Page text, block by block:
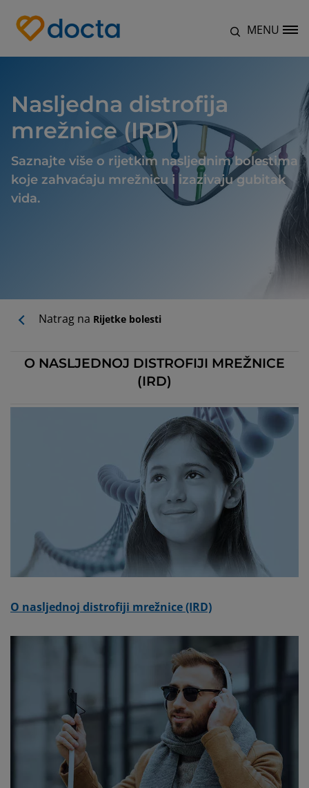
Site Logo MENU
Nasljedna distrofija
mrežnice (IRD)
Saznajte više o rijetkim nasljednim bolestima
koje zahvaćaju mrežnicu i izazivaju gubitak
vida.
Natrag na Rijetke bolesti
O NASLJEDNOJ DISTROFIJI MREŽNICE
(IRD)
O nasljednoj distrofiji mrežnice (IRD)